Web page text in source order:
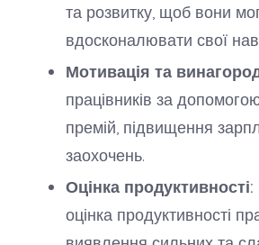
та розвитку, щоб вони
вдосконалювати свої
Мотивація та
працівників за
премій, підвищення
заохочень.
Оцінка продуктивності:
оцінка продуктивності